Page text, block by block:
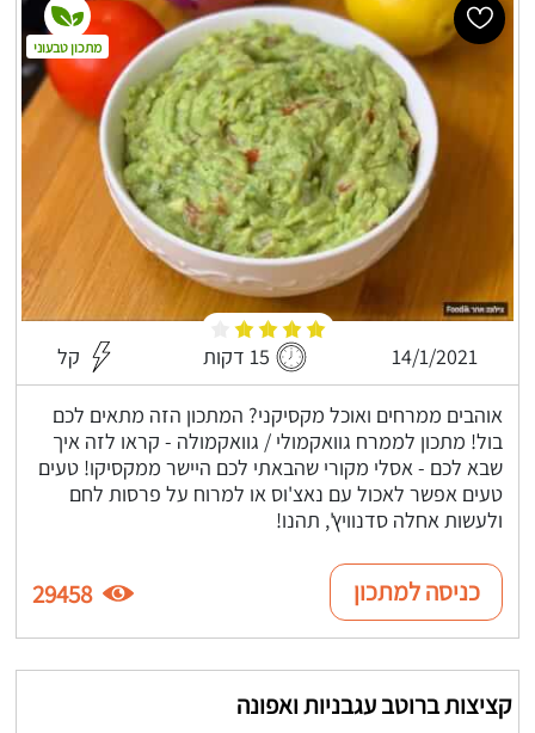
14/1/2021 15 דקות קל
אוהבים ממרחים ואוכל מקסיקני? המתכון הזה מתאים לכם
בול! מתכון לממרח גוואקמולי / גוואקמולה - קראו לזה איך
שבא לכם - אסלי מקורי שהבאתי לכם היישר ממקסיקו! טעים
טעים אפשר לאכול עם נאצ'וס או למרוח על פרסות לחם
ולעשות אחלה סדנוויץ', תהנו!
מתכון טבעוני
כניסה למתכון 29458
קציצות ברוטב עגבניות ואפונה